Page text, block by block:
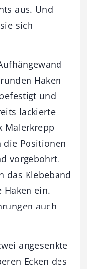
aus. Und
sich
Haken
und
lackierte
Malerkrepp
die Positionen
vorgebohrt.
das Klebeband
Haken ein.
auch
angesenkte
Ecken des